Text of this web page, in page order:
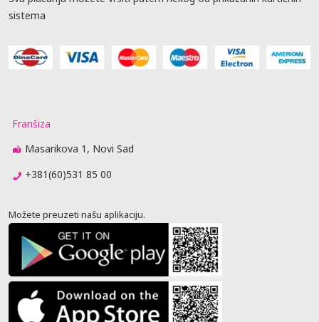
sistema
Franšiza
Masarikova 1, Novi Sad
+381(60)531 85 00
Možete preuzeti našu aplikaciju.